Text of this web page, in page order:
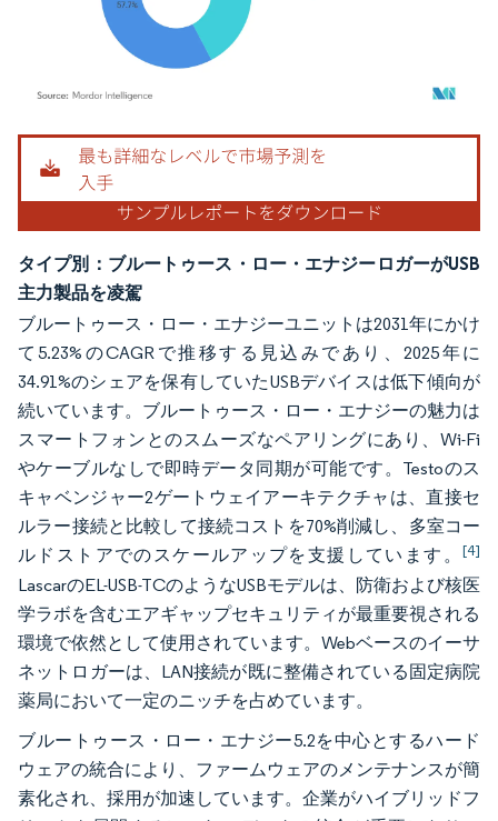
画像 © Mordor Intelligence。再利用にはCC BY 4.0の表示が必要です。
タイプ別：ブルートゥース・ロー・エナジーロガーがUSB
主力製品を凌駕
ブルートゥース・ロー・エナジーユニットは2031年にかけ
て5.23%のCAGRで推移する見込みであり、2025年に
34.91%のシェアを保有していたUSBデバイスは低下傾向が
続いています。ブルートゥース・ロー・エナジーの魅力は
スマートフォンとのスムーズなペアリングにあり、Wi-Fi
やケーブルなしで即時データ同期が可能です。Testoのス
キャベンジャー2ゲートウェイアーキテクチャは、直接セ
ルラー接続と比較して接続コストを70%削減し、多室コー
ルドストアでのスケールアップを支援しています。 [4]
LascarのEL-USB-TCのようなUSBモデルは、防衛および核医
学ラボを含むエアギャップセキュリティが最重要視される
環境で依然として使用されています。Webベースのイーサ
ネットロガーは、LAN接続が既に整備されている固定病院
薬局において一定のニッチを占めています。
ブルートゥース・ロー・エナジー5.2を中心とするハード
ウェアの統合により、ファームウェアのメンテナンスが簡
素化され、採用が加速しています。企業がハイブリッドフ